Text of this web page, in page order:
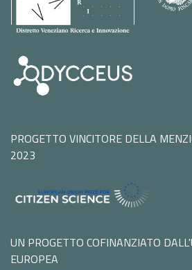
PROGETTO VINCITORE DELLA
2023
UN PROGETTO COFINANZIATO
EUROPEA